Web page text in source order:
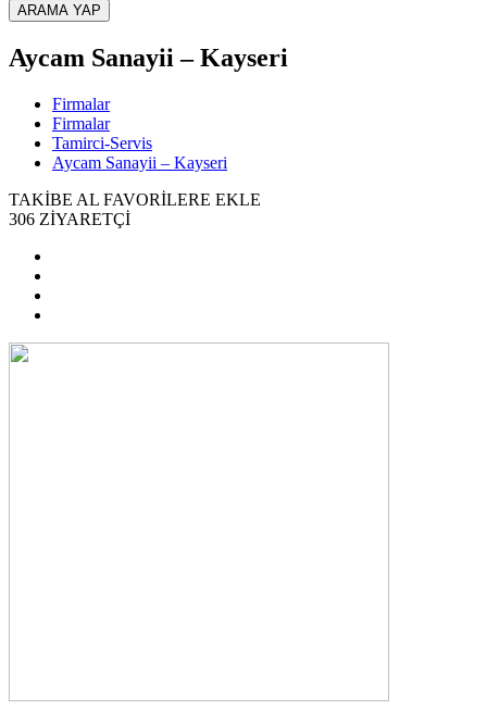
ARAMA YAP
Aycam Sanayii – Kayseri
Firmalar
Firmalar
Tamirci-Servis
Aycam Sanayii – Kayseri
TAKİBE AL FAVORİLERE EKLE
306 ZİYARETÇİ